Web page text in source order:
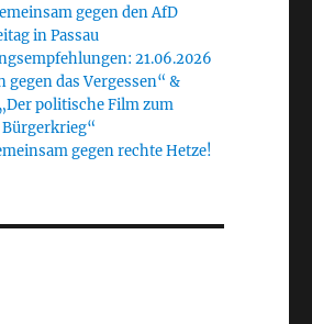
gegen den AfD
in Passau
21.06.2026
gegen das Vergessen“ &
politische Film zum
gegen rechte Hetze!